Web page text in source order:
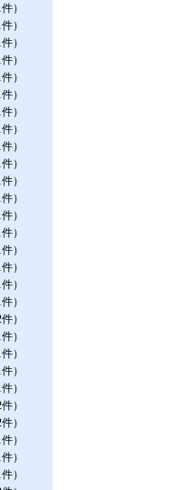
）
）
）
）
）
）
）
）
）
）
）
）
）
）
）
）
）
）
）
）
）
）
）
）
）
）
）
）